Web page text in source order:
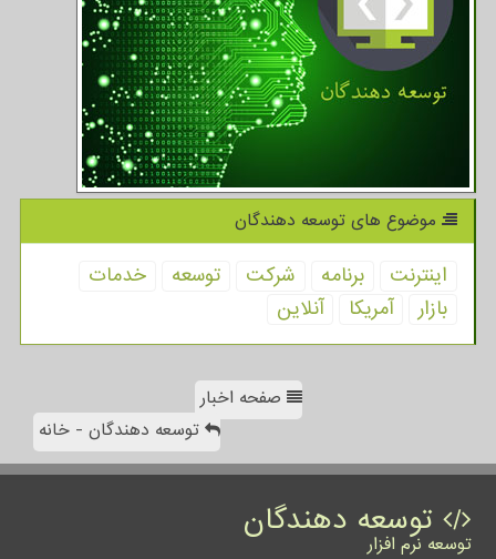
موضوع های توسعه دهندگان
اینترنت برنامه شركت توسعه
خدمات
بازار
آمریكا آنلاین
صفحه اخبار
توسعه دهندگان - خانه
توسعه دهندگان
توسعه نرم افزار